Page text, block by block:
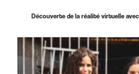
Découverte de la réalité virtuelle